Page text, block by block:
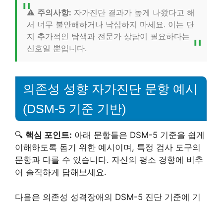
⚠️ 주의사항: 자가진단 결과가 높게 나왔다고 해
서 너무 불안해하거나 낙심하지 마세요. 이는 단
지 추가적인 탐색과 전문가 상담이 필요하다는
신호일 뿐입니다.
의존성 성향 자가진단 문항 예시
(DSM-5 기준 기반)
🔍 핵심 포인트: 아래 문항들은 DSM-5 기준을 쉽게
이해하도록 돕기 위한 예시이며, 특정 검사 도구의
문항과 다를 수 있습니다. 자신의 평소 경향에 비추
어 솔직하게 답해보세요.
다음은 의존성 성격장애의 DSM-5 진단 기준에 기